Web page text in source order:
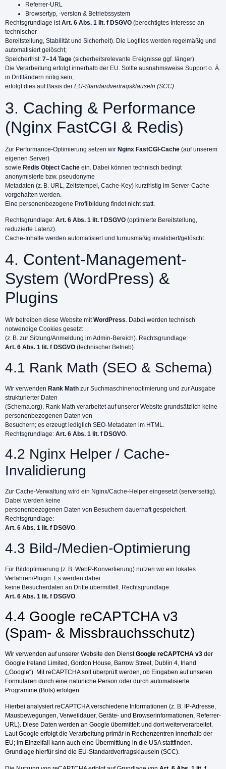
Referrer-URL
Browsertyp, -version & Betriebssystem
Rechtsgrundlage istArt. 6 Abs. 1 lit. f DSGVO (berechtigtes Interesse an
technischer
Bereitstellung, Stabilität und Sicherheit). Die Logfiles werden regelmäßig und
automatisiert gelöscht;
Speicherfrist: 7–14 Tage (sicherheitsrelevante Ereignisse ggf. länger).
Die Verarbeitung erfolgt innerhalb der EU. Sollte ausnahmsweise Support o. Ä.
in Drittländern nötig sein,
erfolgt dies auf Basis der EU-Standardvertragsklauseln (SCC).
3. Caching & Performance
(Nginx FastCGI & Redis)
Zur Performance-Optimierung setzen wir Nginx FastCGI-Cache (auf unserem
eigenen Server)
sowie Redis Object Cache ein. Dabei können technisch bedingt
anonymisierte bzw. pseudonyme
Metadaten (z. B. URL, Zeitstempel, Cache-Key) kurzfristig im Server-Cache
vorgehalten werden.
Eine personenbezogene Profilbildung findet nicht statt.
Rechtsgrundlage: Art. 6 Abs. 1 lit. f DSGVO (optimierte Bereitstellung,
reduzierte Latenz).
Cache-Inhalte werden automatisiert und turnusmäßig invalidiert/gelöscht.
4. Content-Management-
System (WordPress) &
Plugins
Wir betreiben diese Website mitWordPress. Dabei werden technisch
notwendige Cookies gesetzt
(z. B. zur Sitzung/Anmeldung im Admin-Bereich). Rechtsgrundlage:
Art. 6 Abs. 1 lit. f DSGVO (technischer Betrieb).
4.1 Rank Math (SEO & Schema)
Wir verwenden Rank Math zur Suchmaschinenoptimierung und zur Ausgabe
strukturierter Daten
(Schema.org). Rank Math verarbeitet auf unserer Website grundsätzlich keine
personenbezogenen Daten von
Besuchern; es erzeugt lediglich SEO-Metadaten im HTML.
Rechtsgrundlage: Art. 6 Abs. 1 lit. f DSGVO
4.2 Nginx Helper / Cache-
Invalidierung
Zur Cache-Verwaltung wird ein Nginx/Cache-Helper eingesetzt (serverseitig).
Dabei werden keine
personenbezogenen Daten von Besuchern dauerhaft gespeichert.
Rechtsgrundlage:
Art. 6 Abs. 1 lit. f DSGVO.
4.3 Bild-/Medien-Optimierung
Für Bildoptimierung (z. B. WebP-Konvertierung) nutzen wir ein lokales
Verfahren/Plugin. Es werden dabei
keine Besucherdaten an Dritte übermittelt. Rechtsgrundlage:
Art. 6 Abs. 1 lit. f DSGVO
4.4 Google reCAPTCHA v3
(Spam- & Missbrauchsschutz)
Wir verwenden auf unserer Website den DienstGoogle reCAPTCHA v3 der
Google Ireland Limited, Gordon House, Barrow Street, Dublin 4, Irland
(„Google“). Mit reCAPTCHA soll überprüft werden, ob Eingaben auf unseren
Formularen durch eine natürliche Person oder durch automatisierte
Programme (Bots) erfolgen.
Hierbei analysiert reCAPTCHA verschiedene Informationen (z. B. IP-Adresse,
Mausbewegungen, Verweildauer, Geräte- und Browserinformationen, Referrer-
URL). Diese Daten werden an Google übermittelt und dort weiterverarbeitet.
Laut Google erfolgt die Verarbeitung primär in Rechenzentren innerhalb der
EU; im Einzelfall kann auch eine Übermittlung in die USA stattfinden.
Grundlage hierfür sind die EU-Standardvertragsklauseln (SCC).